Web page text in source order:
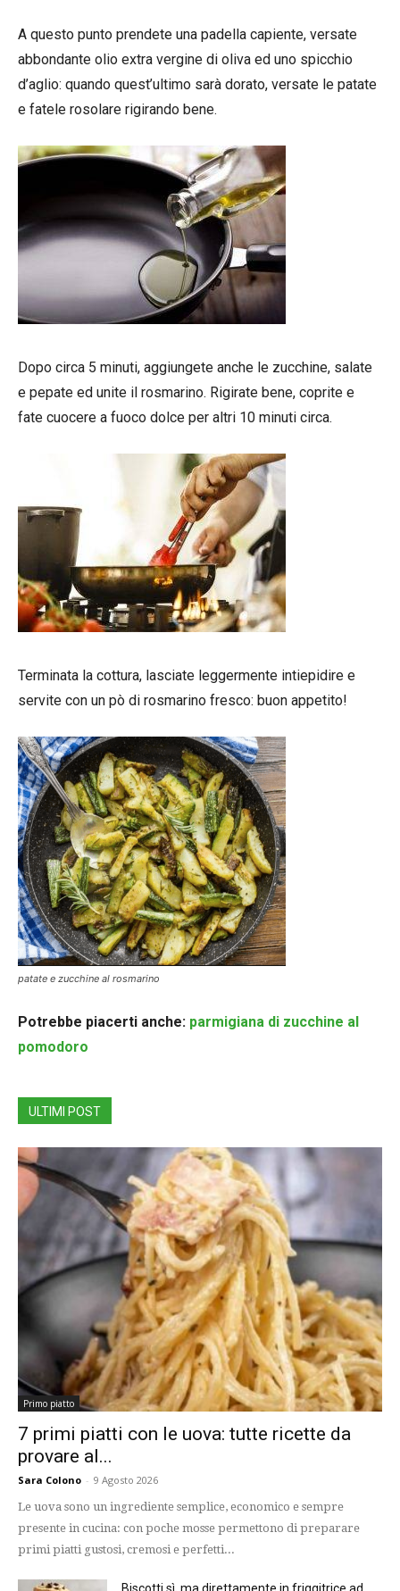
A questo punto prendete una padella capiente, versate
abbondante olio extra vergine di oliva ed uno spicchio
d’aglio: quando quest’ultimo sarà dorato, versate le patate
e fatele rosolare rigirando bene.
Dopo circa 5 minuti, aggiungete anche le zucchine, salate
e pepate ed unite il rosmarino. Rigirate bene, coprite e
fate cuocere a fuoco dolce per altri 10 minuti circa.
Terminata la cottura, lasciate leggermente intiepidire e
servite con un pò di rosmarino fresco: buon appetito!
patate e zucchine al rosmarino
Potrebbe piacerti anche: parmigiana di zucchine al
pomodoro
ULTIMI POST
Primo piatto
7 primi piatti con le uova: tutte ricette da
provare al...
Sara Colono - 9 Agosto 2026
Le uova sono un ingrediente semplice, economico e sempre
presente in cucina: con poche mosse permettono di preparare
primi piatti gustosi, cremosi e perfetti...